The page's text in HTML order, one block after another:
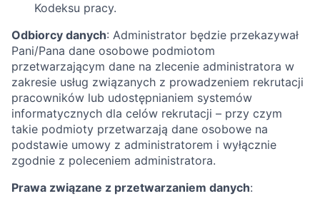
Kodeksu pracy.
Odbiorcy danych: Administrator będzie przekazywał
Pani/Pana dane osobowe podmiotom
przetwarzającym dane na zlecenie administratora w
zakresie usług związanych z prowadzeniem rekrutacji
pracowników lub udostępnianiem systemów
informatycznych dla celów rekrutacji – przy czym
takie podmioty przetwarzają dane osobowe na
podstawie umowy z administratorem i wyłącznie
zgodnie z poleceniem administratora.
Prawa związane z przetwarzaniem danych: